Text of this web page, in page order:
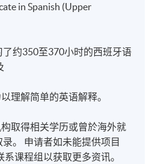
in Spanish (Upper
约350至370小时的西班牙语
理解简单的英语解释。
取得相关学历或曾於海外就
。 申请者如未能提供项目
课程组以获取更多资讯。